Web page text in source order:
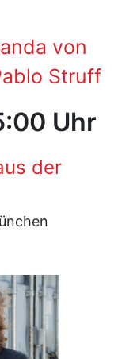
von
Struff
Uhr
der